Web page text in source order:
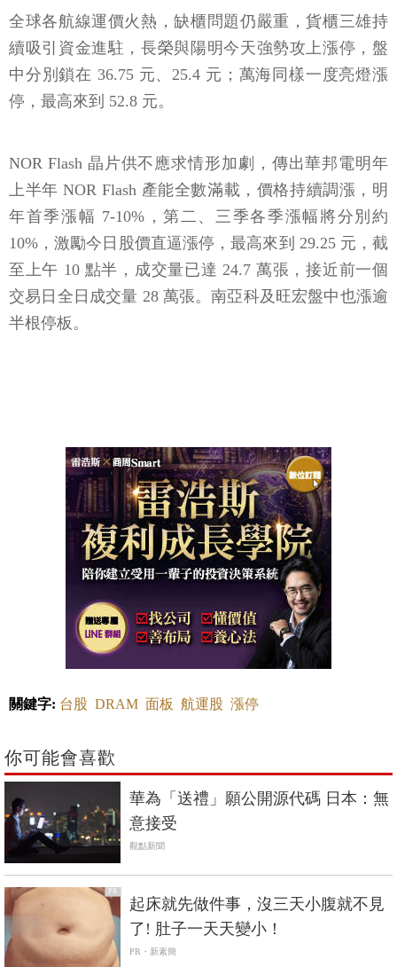
全球各航線運價火熱，缺櫃問題仍嚴重，貨櫃三雄持
續吸引資金進駐，長榮與陽明今天強勢攻上漲停，盤
中分別鎖在 36.75 元、25.4 元；萬海同樣一度亮燈漲
停，最高來到 52.8 元。
NOR Flash 晶片供不應求情形加劇，傳出華邦電明年
上半年 NOR Flash 產能全數滿載，價格持續調漲，明
年首季漲幅 7-10%，第二、三季各季漲幅將分別約
10%，激勵今日股價直逼漲停，最高來到 29.25 元，截
至上午 10 點半，成交量已達 24.7 萬張，接近前一個
交易日全日成交量 28 萬張。南亞科及旺宏盤中也漲逾
半根停板。
關鍵字: 台股 DRAM 面板 航運股 漲停
你可能會喜歡
華為「送禮」願公開源代碼 日本：無
意接受
觀點新聞
PR
起床就先做件事，沒三天小腹就不見
了! 肚子一天天變小！
PR・新素簡